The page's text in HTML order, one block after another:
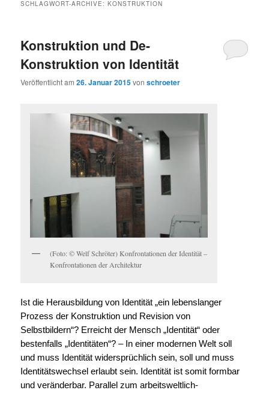
SCHLAGWORT-ARCHIVE:KONSTRUKTION
Konstruktion und De-
Konstruktion von Identität
Veröffentlicht am26. Januar 2015vonschroeter
(Foto: © Welf Schröter) Konfrontationen der Identität –
Konfrontationen der Architektur
Ist die Herausbildung von Identität „ein lebenslanger
Prozess der Konstruktion und Revision von
Selbstbildern“? Erreicht der Mensch „Identität“ oder
bestenfalls „Identitäten“? – In einer modernen Welt soll
und muss Identität widersprüchlich sein, soll und muss
Identitätswechsel erlaubt sein. Identität ist somit formbar
und veränderbar. Parallel zum arbeitsweltlich-